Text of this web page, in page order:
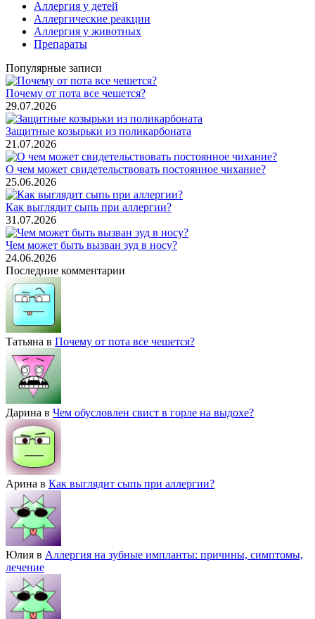
Аллергия у детей
Аллергические реакции
Аллергия у животных
Препараты
Популярные записи
Почему от пота все чешется?
29.07.2026
Защитные козырьки из поликарбоната
21.07.2026
О чем может свидетельствовать постоянное чихание?
25.06.2026
Как выглядит сыпь при аллергии?
31.07.2026
Чем может быть вызван зуд в носу?
24.06.2026
Последние комментарии
Татьяна в Почему от пота все чешется?
Дарина в Чем обусловлен свист в горле на выдохе?
Арина в Как выглядит сыпь при аллергии?
Юлия в Аллергия на зубные импланты: причины, симптомы,
лечение